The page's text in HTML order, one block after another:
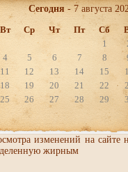
Сегодня - 7 августа
Вт Ср Чт Пт Сб
1
4 5 6 7 8
11 12 13 14 15
18 19 20 21 22
25 26 27 28 29
изменений на сайте
жирным